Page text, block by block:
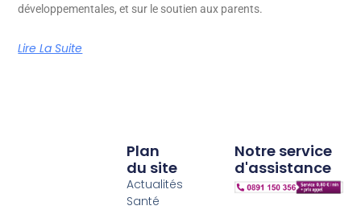
développementales, et sur le soutien aux parents.
Lire La Suite
Plan
du site
Actualités
Santé
Notre service
d'assistance